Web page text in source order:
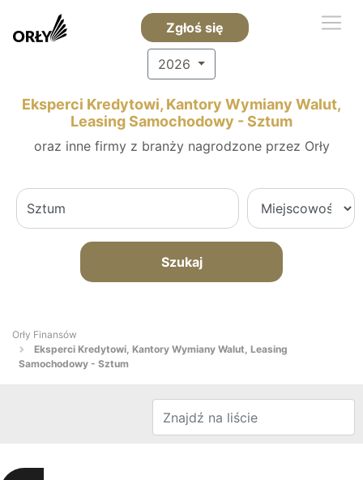
Zgłoś się
2026
Eksperci Kredytowi, Kantory Wymiany Walut,
Leasing Samochodowy - Sztum
oraz inne firmy z branży nagrodzone przez Orły
Szukaj
Orły Finansów
Eksperci Kredytowi, Kantory Wymiany Walut, Leasing
Samochodowy - Sztum